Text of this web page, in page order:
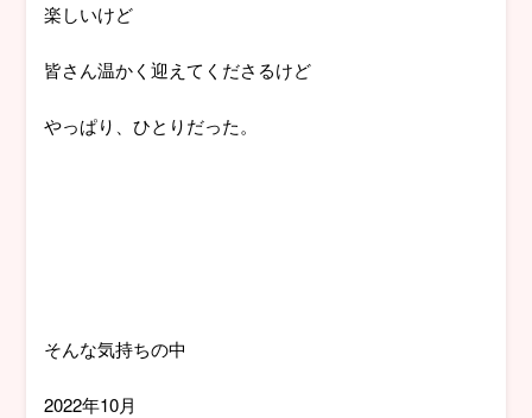
楽しいけど
皆さん温かく迎えてくださるけど
やっぱり、ひとりだった。
そんな気持ちの中
2022年10月